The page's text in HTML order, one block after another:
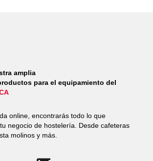
amplia
para el equipamiento del
online, encontrarás todo lo que
negocio de hostelería. Desde cafeteras
molinos y más.